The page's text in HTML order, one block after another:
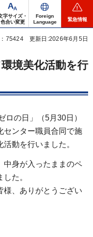
字サイズ・
色合い変更
Foreign
Language
緊急情報
75424 更新日:2026年6月5日
境美化活動を行
の日」（5月30日）
センター職員合同で施
動を行いました。
身が入ったままのペ
た。
、ありがとうござい